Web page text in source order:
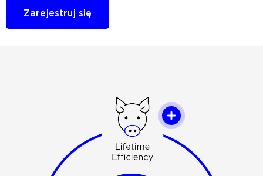
Zarejestruj się